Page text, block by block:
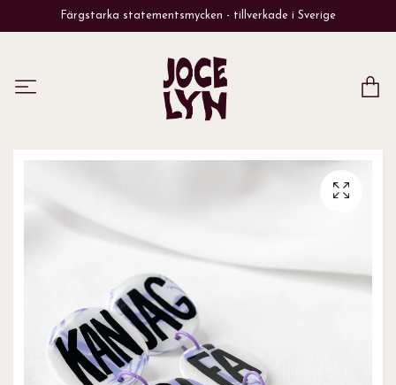
Färgstarka statementsmycken - tillverkade i Sverige